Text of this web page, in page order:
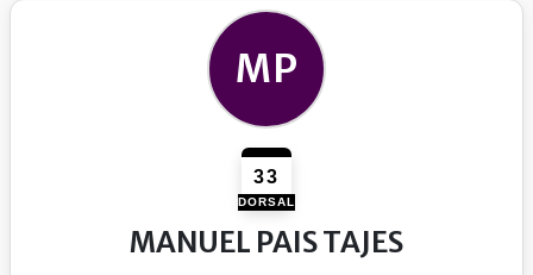
MP
33
DORSAL
MANUEL PAIS TAJES